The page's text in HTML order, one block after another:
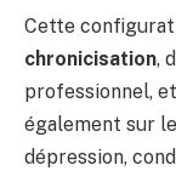
Cette
chronicisation,
professionnel,
également sur
dépression,